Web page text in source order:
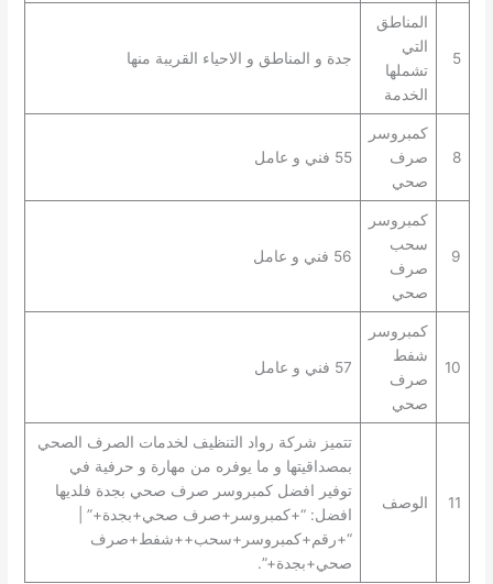
5
المناطق
التي
تشملها
الخدمة
جدة و المناطق و الاحياء القريبة منها
8
كمبروسر
صرف
صحي
55 فني و عامل
9
كمبروسر
سحب
صرف
صحي
56 فني و عامل
10
كمبروسر
شفط
صرف
صحي
57 فني و عامل
11 الوصف
تتميز شركة رواد التنظيف لخدمات الصرف الصحي
بمصداقيتها و ما يوفره من مهارة و حرفية في
توفير افضل كمبروسر صرف صحي بجدة فلديها
افضل: “+كمبروسر+صرف صحي+بجدة+” |
“+رقم+كمبروسر+سحب++شفط+صرف
صحي+بجدة+”.